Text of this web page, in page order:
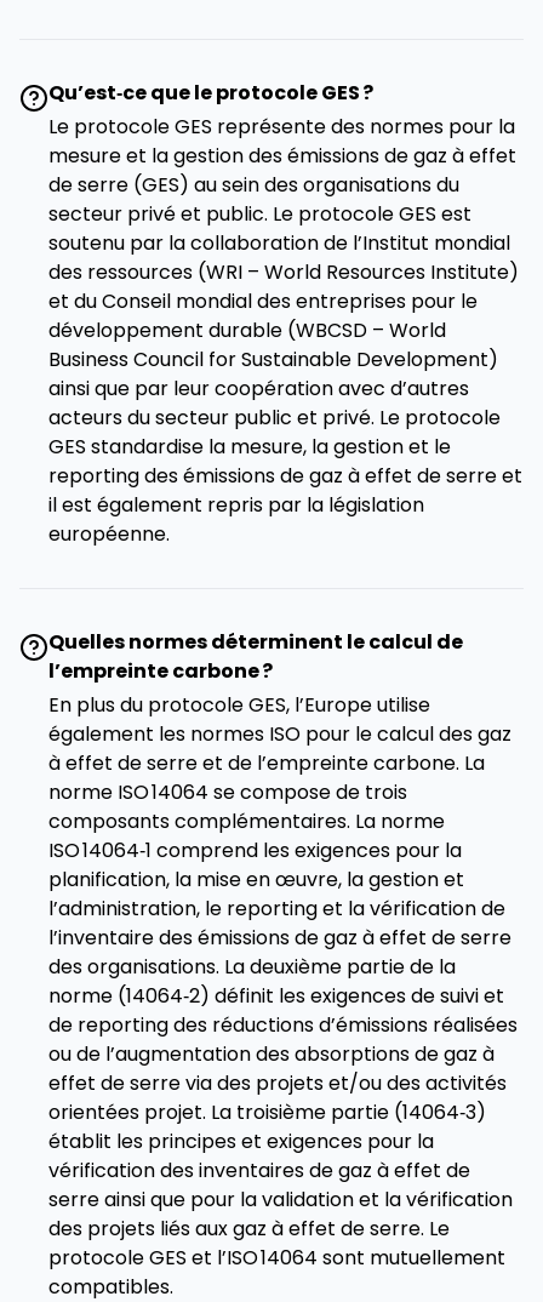
Qu’est‑ce que le protocole GES ?
Le protocole GES représente des normes pour la
mesure et la gestion des émissions de gaz à effet
de serre (GES) au sein des organisations du
secteur privé et public. Le protocole GES est
soutenu par la collaboration de l’Institut mondial
des ressources (WRI – World Resources Institute)
et du Conseil mondial des entreprises pour le
développement durable (WBCSD – World
Business Council for Sustainable Development)
ainsi que par leur coopération avec d’autres
acteurs du secteur public et privé. Le protocole
GES standardise la mesure, la gestion et le
reporting des émissions de gaz à effet de serre et
il est également repris par la législation
européenne.
Quelles normes déterminent le calcul de
l’empreinte carbone ?
En plus du protocole GES, l’Europe utilise
également les normes ISO pour le calcul des gaz
à effet de serre et de l’empreinte carbone. La
norme ISO 14064 se compose de trois
composants complémentaires. La norme
ISO 14064‑1 comprend les exigences pour la
planification, la mise en œuvre, la gestion et
l’administration, le reporting et la vérification de
l’inventaire des émissions de gaz à effet de serre
des organisations. La deuxième partie de la
norme (14064‑2) définit les exigences de suivi et
de reporting des réductions d’émissions réalisées
ou de l’augmentation des absorptions de gaz à
effet de serre via des projets et/ou des activités
orientées projet. La troisième partie (14064‑3)
établit les principes et exigences pour la
vérification des inventaires de gaz à effet de
serre ainsi que pour la validation et la vérification
des projets liés aux gaz à effet de serre. Le
protocole GES et l’ISO 14064 sont mutuellement
compatibles.